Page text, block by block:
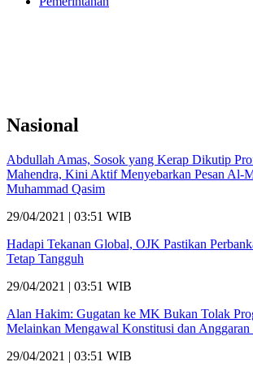
Nasional
Abdullah Amas, Sosok yang Kerap Dikutip
Mahendra, Kini Aktif Menyebarkan Pesan Al-
Muhammad Qasim
29/04/2021 | 03:51 WIB
Hadapi Tekanan Global, OJK Pastikan
Tetap Tangguh
29/04/2021 | 03:51 WIB
Alan Hakim: Gugatan ke MK Bukan Tolak
Melainkan Mengawal Konstitusi dan Anggaran
29/04/2021 | 03:51 WIB